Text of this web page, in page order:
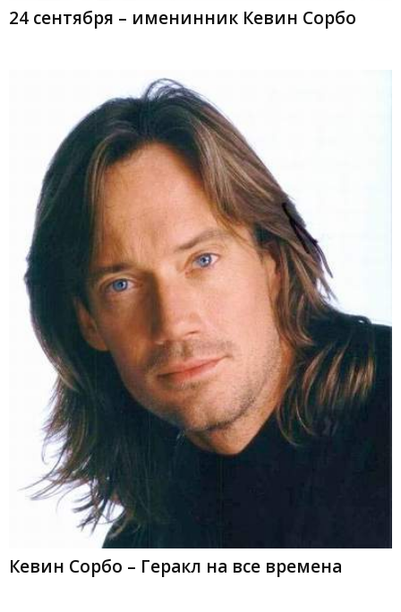
24 сентября – именинник Кевин Сорбо
Кевин Сорбо – Геракл на все времена